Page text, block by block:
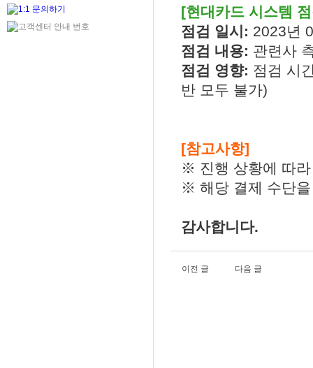
[현대카드 시스템
점검 일시: 2023년
점검 내용: 관련사
점검 영향: 점검 시
반 모두 불가)
[참고사항]
※ 진행 상황에 따
※ 해당 결제 수단
감사합니다.
이전 글 다음 글